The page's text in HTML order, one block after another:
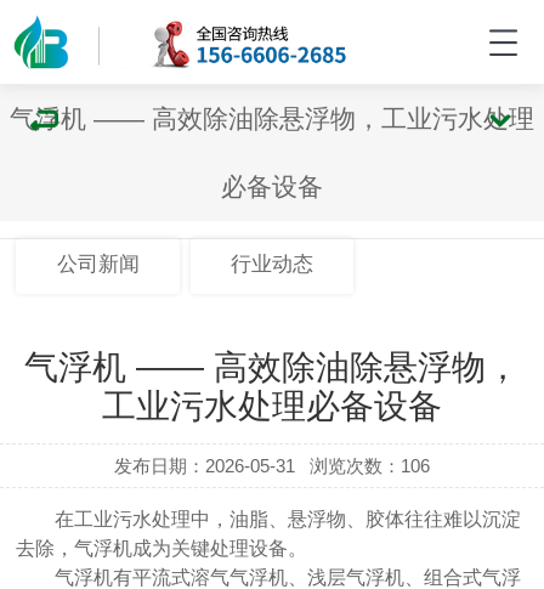
气浮机 —— 高效除油除悬浮物，工业污水处理
必备设备
公司新闻 行业动态
气浮机 —— 高效除油除悬浮物，
工业污水处理必备设备
发布日期：2026-05-31 浏览次数：106
在工业污水处理中，油脂、悬浮物、胶体往往难以沉淀
去除，气浮机成为关键处理设备。
气浮机有平流式溶气气浮机、浅层气浮机、组合式气浮